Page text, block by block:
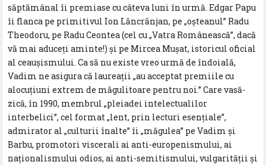
săptămânal îi premiase cu câteva luni în urmă. Edgar Papu
îi flanca pe primitivul Ion Lăncrănjan, pe „oșteanul” Radu
Theodoru, pe Radu Ceontea (cel cu „Vatra Românească”, dacă
vă mai aduceți aminte!) și pe Mircea Mușat, istoricul oficial
al ceaușismului. Ca să nu existe vreo urmă de îndoială,
Vadim ne asigura că laureații „au acceptat premiile cu
alocuțiuni extrem de măgulitoare pentru noi.” Care vasă-
zică, în 1990, membrul „pleiadei intelectualilor
interbelici”, cel format „lent, prin lecturi esențiale”,
admirator al „culturii înalte” îi „măgulea” pe Vadim și
Barbu, promotori viscerali ai anti-europenismului, ai
naționalismului odios, ai anti-semitismului, vulgarității și